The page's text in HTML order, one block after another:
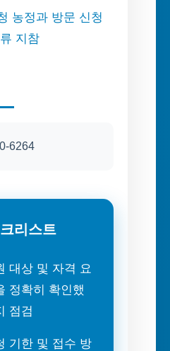
농정과 방문 신청
지참
6264
리스트
대상 및 자격 요
정확히 확인했
점검
기한 및 접수 방